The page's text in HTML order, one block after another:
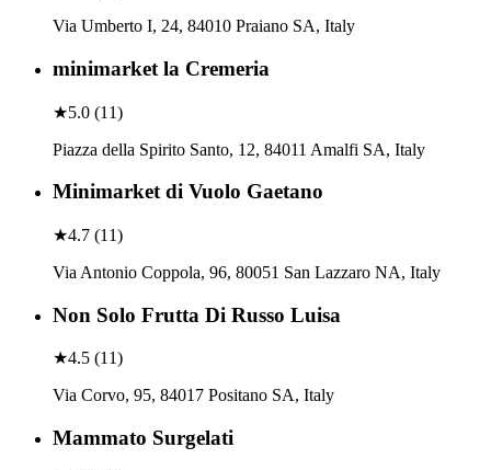
Via Umberto I, 24, 84010 Praiano SA, Italy
minimarket la Cremeria
★5.0 (11)
Piazza della Spirito Santo, 12, 84011 Amalfi SA, Italy
Minimarket di Vuolo Gaetano
★4.7 (11)
Via Antonio Coppola, 96, 80051 San Lazzaro NA, Italy
Non Solo Frutta Di Russo Luisa
★4.5 (11)
Via Corvo, 95, 84017 Positano SA, Italy
Mammato Surgelati